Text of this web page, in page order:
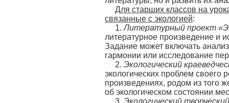
Для старших классов на
связанные с экологией:
1.Литературный проект
литературное произведение и
Задание может включать
гармонии или исследование
2. Экологический
экологических проблем своего
произведениях, родом из того
об экологическом состоянии
3. Экологический